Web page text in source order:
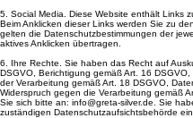
5. Social Media. Diese Website enthält Links
Beim Anklicken dieser Links werden Sie zu
gelten die Datenschutzbestimmungen der
aktives Anklicken übertragen.
6. Ihre Rechte. Sie haben das Recht auf
DSGVO, Berichtigung gemäß Art. 16
der Verarbeitung gemäß Art. 18 DSGVO,
Widerspruch gegen die Verarbeitung gemäß
Sie sich bitte an: info@greta-silver.de. Sie
zuständigen Datenschutzaufsichtsbehörde